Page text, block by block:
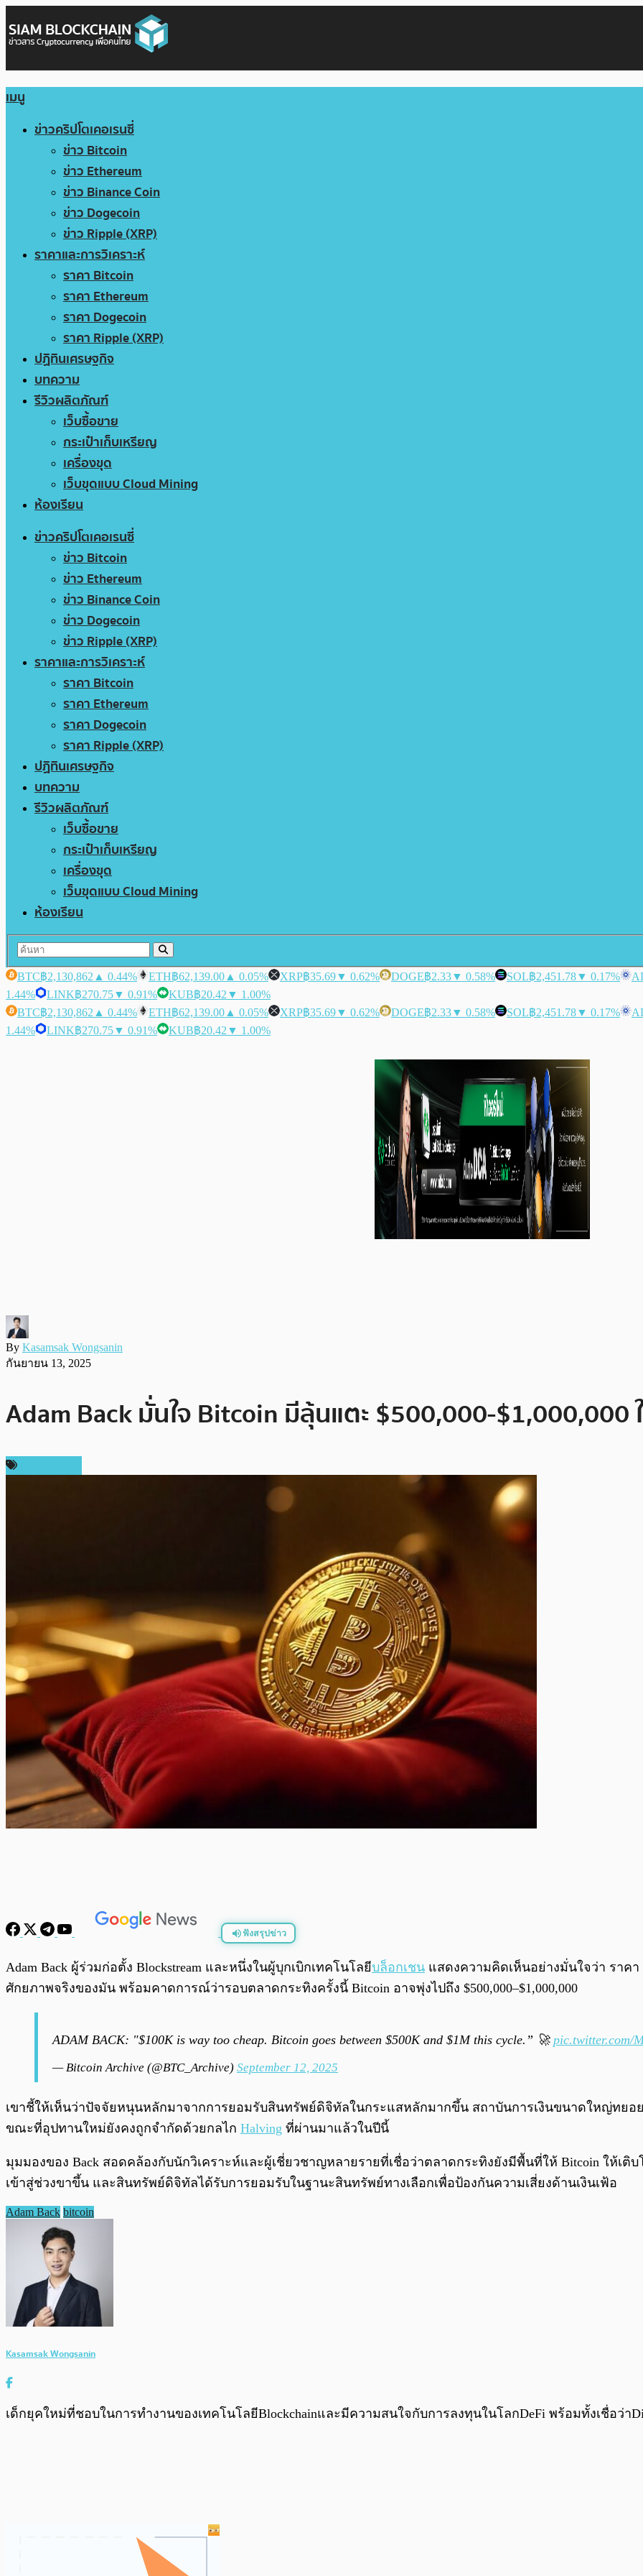
เมนู
ข่าวคริปโตเคอเรนซี่
ข่าว Bitcoin
ข่าว Ethereum
ข่าว Binance Coin
ข่าว Dogecoin
ข่าว Ripple (XRP)
ราคาและการวิเคราะห์
ราคา Bitcoin
ราคา Ethereum
ราคา Dogecoin
ราคา Ripple (XRP)
ปฏิทินเศรษฐกิจ
บทความ
รีวิวผลิตภัณฑ์
เว็บซื้อขาย
กระเป๋าเก็บเหรียญ
เครื่องขุด
เว็บขุดแบบ Cloud Mining
ห้องเรียน
ข่าวคริปโตเคอเรนซี่
ข่าว Bitcoin
ข่าว Ethereum
ข่าว Binance Coin
ข่าว Dogecoin
ข่าว Ripple (XRP)
ราคาและการวิเคราะห์
ราคา Bitcoin
ราคา Ethereum
ราคา Dogecoin
ราคา Ripple (XRP)
ปฏิทินเศรษฐกิจ
บทความ
รีวิวผลิตภัณฑ์
เว็บซื้อขาย
กระเป๋าเก็บเหรียญ
เครื่องขุด
เว็บขุดแบบ Cloud Mining
ห้องเรียน
BTC฿2,130,862 ▲ 0.44% ETH฿62,139.00 ▲ 0.05% XRP฿35.69▼ 0.62% DOGE฿2.33▼ 0.58% SOL฿2,451.78▼ 0.17%
1.44%
LINK฿270.75▼ 0.91% KUB฿20.42 ▼ 1.00%
BTC฿2,130,862 ▲ 0.44% ETH฿62,139.00 ▲ 0.05% XRP฿35.69▼ 0.62% DOGE฿2.33▼ 0.58% SOL฿2,451.78▼ 0.17%
1.44%
LINK฿270.75▼ 0.91% KUB฿20.42 ▼ 1.00%
By Kasamsak Wongsanin
กันยายน 13, 2025
Adam Back มั่นใจ Bitcoin มีลุ้นแตะ $500,000-$1,000,000
ฟังสรุปข่าว
พร้อมเล่น
Adam Back ผู้ร่วมก่อตั้ง Blockstream และหนึ่งในผู้บุกเบิกเทคโนโลยีบล็อกเชน แสดงความคิดเห็นอย่างมั่นใจว่า ราคา
ศักยภาพจริงของมัน พร้อมคาดการณ์ว่ารอบตลาดกระทิงครั้งนี้ Bitcoin อาจพุ่งไปถึง $500,000–$1,000,000
ADAM BACK: "$100K is way too cheap. Bitcoin goes between $500K and $1M this cycle.” 🚀 pic.twitter.com/
— Bitcoin Archive (@BTC_Archive) September 12, 2025
เขาชี้ให้เห็นว่าปัจจัยหนุนหลักมาจากการยอมรับสินทรัพย์ดิจิทัลในกระแสหลักมากขึ้น สถาบันการเงินขนาดใหญ่ทย
ขณะที่อุปทานใหม่ยังคงถูกจำกัดด้วยกลไก Halving ที่ผ่านมาแล้วในปีนี้
มุมมองของ Back สอดคล้องกับนักวิเคราะห์และผู้เชี่ยวชาญหลายรายที่เชื่อว่าตลาดกระทิงยังมีพื้นที่ให้ Bitcoin ให้เติ
เข้าสู่ช่วงขาขึ้น และสินทรัพย์ดิจิทัลได้รับการยอมรับในฐานะสินทรัพย์ทางเลือกเพื่อป้องกันความเสี่ยงด้านเงินเฟ้อ
Adam Back bitcoin
Kasamsak Wongsanin
เด็กยุคใหม่ที่ชอบในการทำงานของเทคโนโลยีBlockchainและมีความสนใจกับการลงทุนในโลกDeFi พร้อมทั้งเชื่อว่า